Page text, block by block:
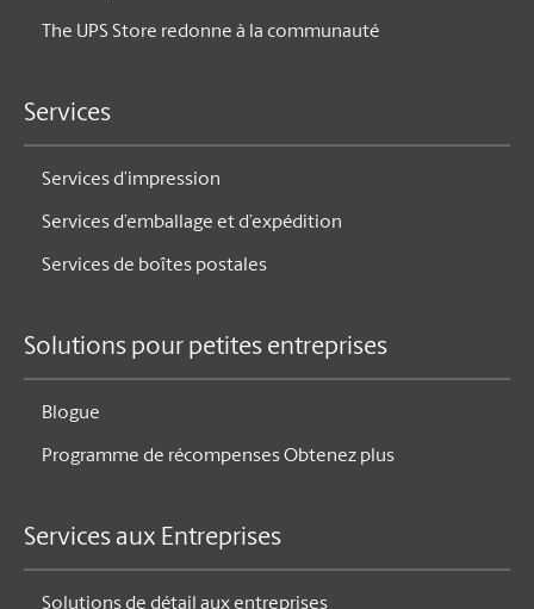
The UPS Store redonne à la communauté
Services
Services d’impression
Services d’emballage et d’expédition
Services de boîtes postales
Solutions pour petites entreprises
Blogue
Programme de récompenses Obtenez plus
Services aux Entreprises
Solutions de détail aux entreprises